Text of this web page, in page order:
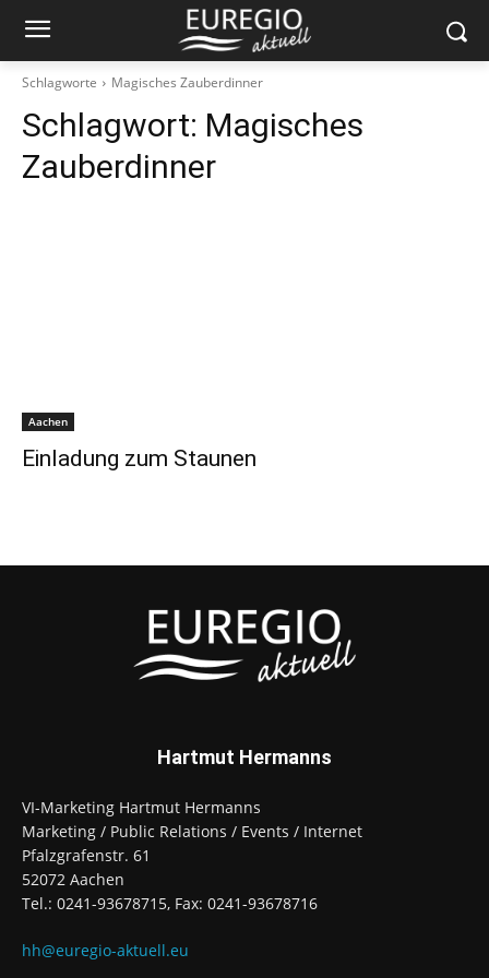
Schlagworte Magisches Zauberdinner
Schlagwort: Magisches
Zauberdinner
Aachen
Einladung zum Staunen
Hartmut Hermanns
VI-Marketing Hartmut Hermanns
Marketing / Public Relations / Events / Internet
Pfalzgrafenstr. 61
52072 Aachen
Tel.: 0241-93678715, Fax: 0241-93678716
hh@euregio-aktuell.eu